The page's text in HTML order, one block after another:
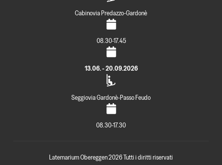
Cabinovia Predazzo-Gardonè
08.30-17.45
13.06. - 20.09.2026
Seggiovia Gardonè-Passo Feudo
08.30-17.30
Latemarium Obereggen 2026 Tutti i diritti riservati